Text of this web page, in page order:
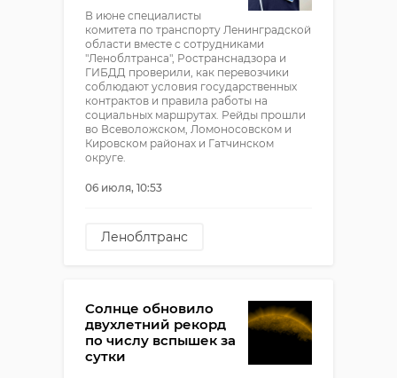
В июне специалисты
комитета по транспорту Ленинградской
области вместе с сотрудниками
"Леноблтранса", Ространснадзора и
ГИБДД проверили, как перевозчики
соблюдают условия государственных
контрактов и правила работы на
социальных маршрутах. Рейды прошли
во Всеволожском, Ломоносовском и
Кировском районах и Гатчинском
округе.
06 июля, 10:53
Леноблтранс
Солнце обновило
двухлетний рекорд
по числу вспышек за
сутки